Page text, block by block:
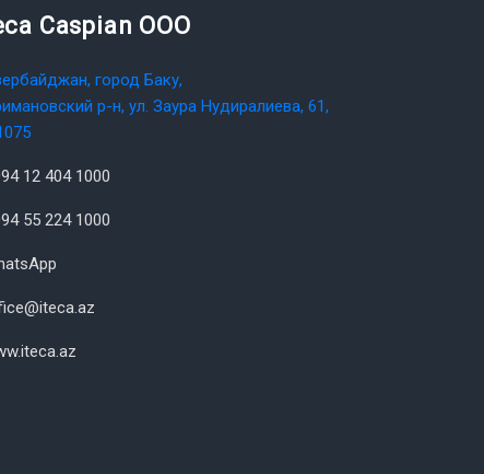
Caspian OOO
город Баку,
р-н, ул. Заура Нудиралиева, 61,
12 404 1000
55 224 1000